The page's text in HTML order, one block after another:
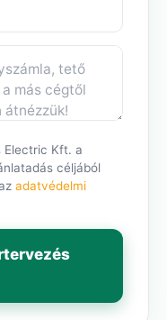
Electric Kft. a
céljából
adatvédelmi